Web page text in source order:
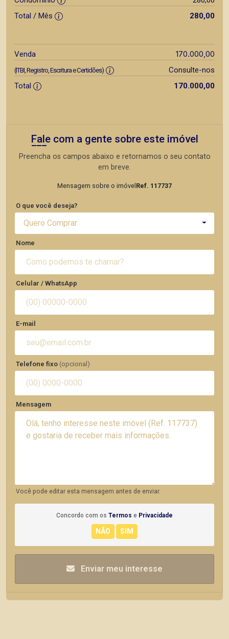
Total / Mês
280,00
Venda 170.000,00
(ITBI, Registro, Escritura e Certidões)
Consulte-nos
Total
170.000,00
Fale com a gente sobre este imóvel
Preencha os campos abaixo e retornamos o seu contato
em breve.
Mensagem sobre o imóvelRef. 117737
O que você deseja?
Quero Comprar
Nome
Celular / WhatsApp
E-mail
Telefone fixo (opcional)
Mensagem
Você pode editar esta mensagem antes de enviar.
Concordo com os Termos e Privacidade
Enviar meu interesse